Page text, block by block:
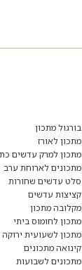
בורגול מתכון
מתכון לאורז
מתכון למרק עדשים
מתכונים לארוחת ערב
סלט עדשים שחורות
קציצות עדשים
מקלובה מתכון
מתכון לחומוס ביתי
מתכון לשעועית ירוקה
קינואה מתכונים
מתכונים לשבועות